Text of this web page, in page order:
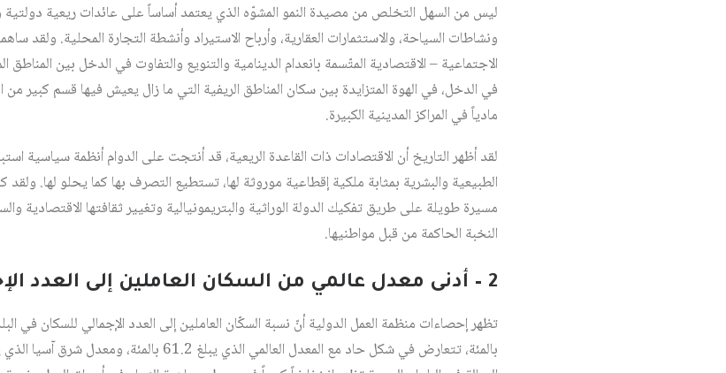
ليس من السهل التخلص من مصيدة النمو المشوّه الذي يعتمد أساساً على عائدات ريعية دولتية
ونشاطات السياحة، والاستثمارات العقارية، وأرباح الاستيراد وأنشطة التجارة المحلية. ولقد
الاجتماعية – الاقتصادية المتّسمة بانعدام الدينامية والتنويع والتفاوت في الدخل بين
في الدخل، في الهوة المتزايدة بين سكان المناطق الريفية التي ما زال يعيش فيها قسم كبير من
مادياً في المراكز المدينية الكبيرة.
لقد أظهر التاريخ أن الاقتصادات ذات القاعدة الريعية، قد أنتجت على الدوام أنظمة سياسية
الطبيعية والبشرية بمثابة ملكية إقطاعية موروثة لها، تستطيع التصرف بها كما يحلو لها.
مسيرة طويلة على طريق تفكيك الدولة الوراثية والبتريمونيالية وتغيير ثقافتها الاقتصادية
النخبة الحاكمة من قبل مواطنيها.
2 – أدنى معدل عالمي من السكان العاملين إلى العدد الإجمالي للسكان